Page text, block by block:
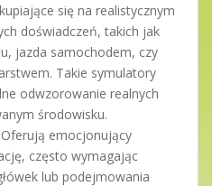
się na realistycznym
doświadczeń, takich jak
jazda samochodem, czy
Takie symulatory
odwzorowanie realnych
środowisku.
emocjonujący
często wymagając
lub podejmowania